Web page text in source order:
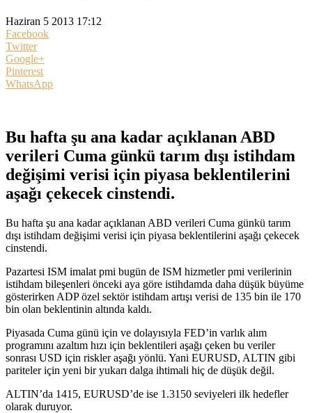
Haziran 5 2013 17:12
Facebook
Twitter
Google+
Pinterest
WhatsApp
Bu hafta şu ana kadar açıklanan ABD
verileri Cuma günkü tarım dışı istihdam
değişimi verisi için piyasa beklentilerini
aşağı çekecek cinstendi.
Bu hafta şu ana kadar açıklanan ABD verileri Cuma günkü tarım
dışı istihdam değişimi verisi için piyasa beklentilerini aşağı çekecek
cinstendi.
Pazartesi ISM imalat pmi bugün de ISM hizmetler pmi verilerinin
istihdam bileşenleri önceki aya göre istihdamda daha düşük büyüme
gösterirken ADP özel sektör istihdam artışı verisi de 135 bin ile 170
bin olan beklentinin altında kaldı.
Piyasada Cuma günü için ve dolayısıyla FED’in varlık alım
programını azaltım hızı için beklentileri aşağı çeken bu veriler
sonrası USD için riskler aşağı yönlü. Yani EURUSD, ALTIN gibi
pariteler için yeni bir yukarı dalga ihtimali hiç de düşük değil.
ALTIN’da 1415, EURUSD’de ise 1.3150 seviyeleri ilk hedefler
olarak duruyor.